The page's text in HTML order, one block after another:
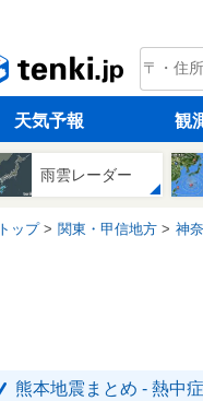
tenki.jp
天気予報 観
雨雲レーダー
トップ 関東・甲信地方 神
熊本地震まとめ - 熱中